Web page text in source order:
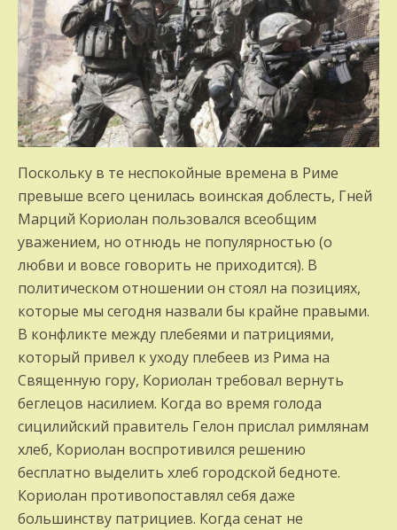
Поскольку в те неспокойные времена в Риме
превыше всего ценилась воинская доблесть, Гней
Марций Кориолан пользовался всеобщим
уважением, но отнюдь не популярностью (о
любви и вовсе говорить не приходится). В
политическом отношении он стоял на позициях,
которые мы сегодня назвали бы крайне правыми.
В конфликте между плебеями и патрициями,
который привел к уходу плебеев из Рима на
Священную гору, Кориолан требовал вернуть
беглецов насилием. Когда во время голода
сицилийский правитель Гелон прислал римлянам
хлеб, Кориолан воспротивился решению
бесплатно выделить хлеб городской бедноте.
Кориолан противопоставлял себя даже
большинству патрициев. Когда сенат не